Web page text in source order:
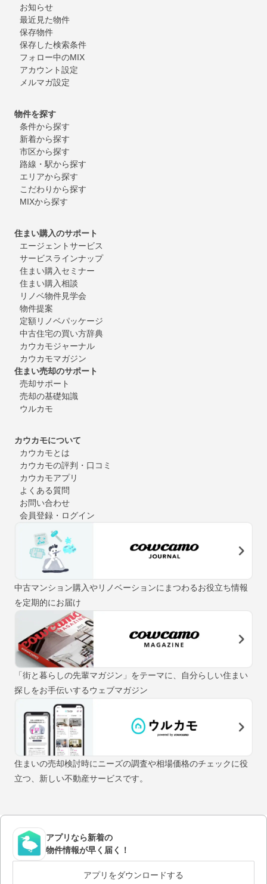
お知らせ
最近見た物件
保存物件
保存した検索条件
フォロー中のMIX
アカウント設定
メルマガ設定
物件を探す
条件から探す
新着から探す
市区から探す
路線・駅から探す
エリアから探す
こだわりから探す
MIXから探す
住まい購入のサポート
エージェントサービス
サービスラインナップ
住まい購入セミナー
住まい購入相談
リノベ物件見学会
物件提案
定額リノベパッケージ
中古住宅の買い方辞典
カウカモジャーナル
カウカモマガジン
住まい売却のサポート
売却サポート
売却の基礎知識
ウルカモ
カウカモについて
カウカモとは
カウカモの評判・口コミ
カウカモアプリ
よくある質問
お問い合わせ
会員登録・ログイン
中古マンション購入やリノベーションにまつわるお役立ち情報
を定期的にお届け
「街と暮らしの先輩マガジン」をテーマに、自分らしい住まい
探しをお手伝いするウェブマガジン
住まいの売却検討時にニーズの調査や相場価格のチェックに役
立つ、新しい不動産サービスです。
アプリなら新着の
物件情報が早く届く！
アプリをダウンロードする